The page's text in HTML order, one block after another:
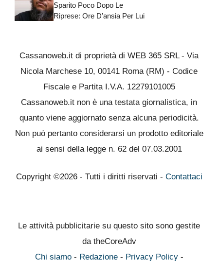
Sparito Poco Dopo Le
Riprese: Ore D’ansia Per Lui
Cassanoweb.it di proprietà di WEB 365 SRL - Via
Nicola Marchese 10, 00141 Roma (RM) - Codice
Fiscale e Partita I.V.A. 12279101005
Cassanoweb.it non è una testata giornalistica, in
quanto viene aggiornato senza alcuna periodicità.
Non può pertanto considerarsi un prodotto editoriale
ai sensi della legge n. 62 del 07.03.2001
Copyright ©2026 - Tutti i diritti riservati - Contattaci
Le attività pubblicitarie su questo sito sono gestite
da theCoreAdv
Chi siamo- Redazione- Privacy Policy-